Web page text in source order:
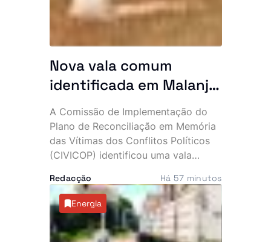
caros e festas frequentes.
Nova vala comum
identificada em Malanje
com 41 corpos
A Comissão de Implementação do
Plano de Reconciliação em Memória
das Vítimas dos Conflitos Políticos
(CIVICOP) identificou uma vala
de Quirima, província de Malanje,
numa descoberta que volta a expor
as marcas profundas deixadas pelos
conflitos que assolaram Angola.
Redacção Há 57 minutos
Energia